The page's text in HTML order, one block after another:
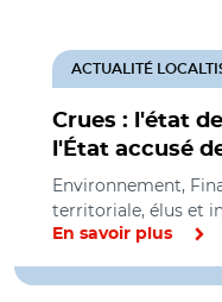
Crues : l'état
l'État accusé
ACTUALITÉ
Environnement,
territoriale, élus et
En savoir plus